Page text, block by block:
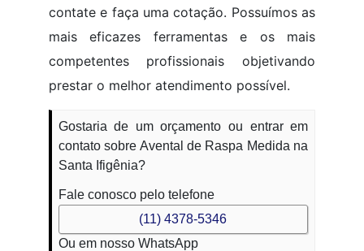
contate e faça uma cotação. Possuímos as
mais eficazes ferramentas e os mais
competentes profissionais objetivando
prestar o melhor atendimento possível.
Gostaria de um orçamento ou entrar em
contato sobre Avental de Raspa Medida na
Santa Ifigênia?
Fale conosco pelo telefone
(11) 4378-5346
Ou em nosso WhatsApp